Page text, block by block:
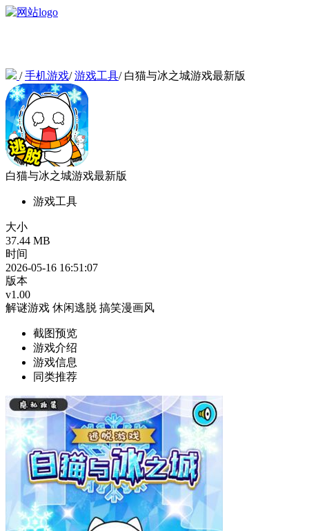
/手机游戏/游戏工具/ 白猫与冰之城游戏最新版
白猫与冰之城游戏最新版
游戏工具
大小
37.44 MB
时间
2026-05-16 16:51:07
版本
v1.00
解谜游戏 休闲逃脱 搞笑漫画风
截图预览
游戏介绍
游戏信息
同类推荐